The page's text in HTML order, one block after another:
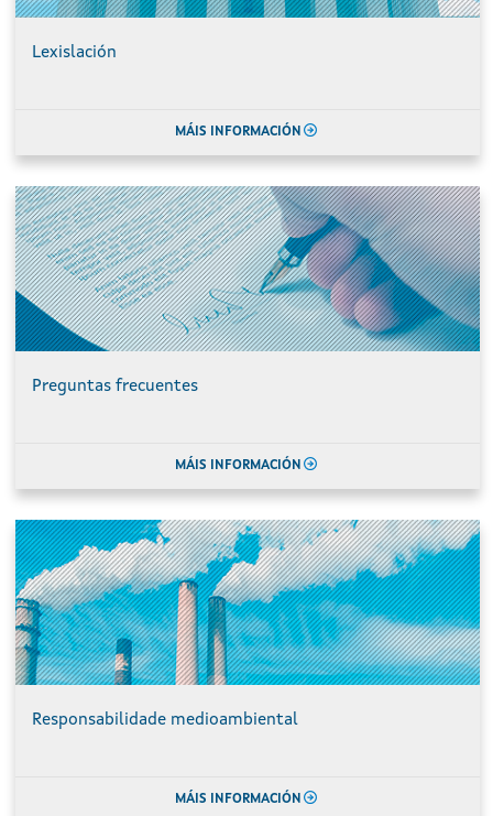
Lexislación
MÁIS INFORMACIÓN
Preguntas frecuentes
MÁIS INFORMACIÓN
Responsabilidade medioambiental
MÁIS INFORMACIÓN